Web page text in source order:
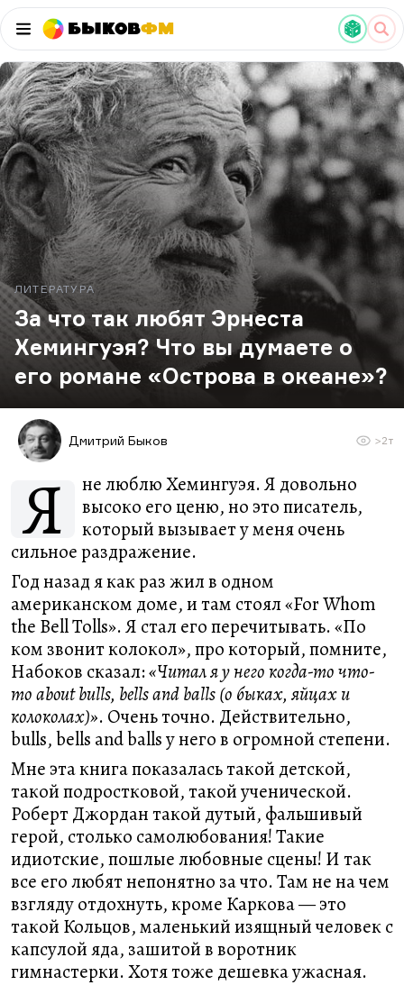
БыковФМ
ЛИТЕРАТУРА
За что так любят Эрнеста
Хемингуэя? Что вы думаете о
его романе «Острова в океане»?
Дмитрий Быков >2т
Я
не люблю Хемингуэя. Я довольно
высоко его ценю, но это писатель,
который вызывает у меня очень
сильное раздражение.
Год назад я как раз жил в одном
американском доме, и там стоял «For Whom
the Bell Tolls». Я стал его перечитывать. «По
ком звонит колокол», про который, помните,
Набоков сказал:«Читал я у него когда-то что-
то about bulls, bells and balls (о быках, яйцах и
колоколах)». Очень точно. Действительно,
bulls, bells and balls у него в огромной степени.
Мне эта книга показалась такой детской,
такой подростковой, такой ученической.
Роберт Джордан такой дутый, фальшивый
герой, столько самолюбования! Такие
идиотские, пошлые любовные сцены! И так
все его любят непонятно за что. Там не на чем
взгляду отдохнуть, кроме Каркова — это
такой Кольцов, маленький изящный человек с
капсулой яда, зашитой в воротник
гимнастерки. Хотя тоже дешевка ужасная.